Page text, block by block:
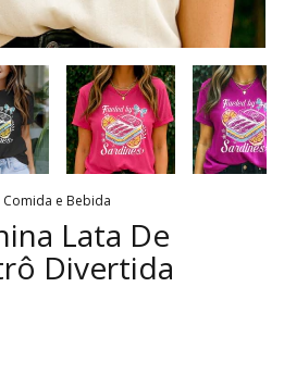
Comida e Bebida
Lata De
Divertida